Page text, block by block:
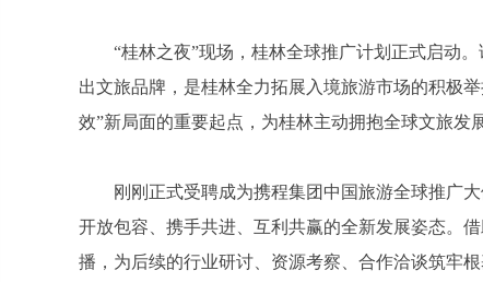
“桂林之夜”现场，桂林全球推广计划正式启动
出文旅品牌，是桂林全力拓展入境旅游市场的积极
效”新局面的重要起点，为桂林主动拥抱全球文旅发
刚刚正式受聘成为携程集团中国旅游全球推广
开放包容、携手共进、互利共赢的全新发展姿态。
播，为后续的行业研讨、资源考察、合作洽谈筑牢根